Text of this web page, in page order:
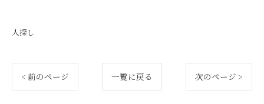
人探し
< 前のページ 一覧に戻る 次のページ >